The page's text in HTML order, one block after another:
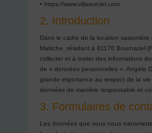
• https://www.villasurciel.com
2. Introduction
Dans le cadre de la location
Malsche, résidant à 81170 Bournazel
collecter et à traiter des informations
de « données personnelles ». Angèle
grande importance au respect de la
données de manière responsable et
3. Formulaires de
Les données que vous nous